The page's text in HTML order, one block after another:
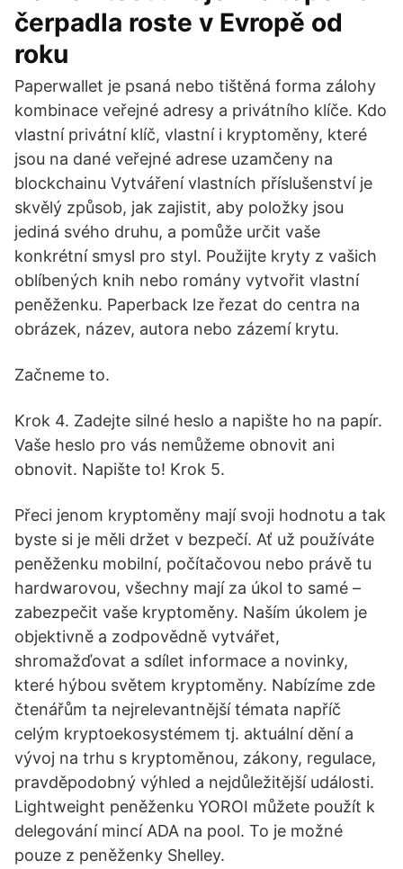
čerpadla roste v Evropě od
roku
Paperwallet je psaná nebo tištěná forma zálohy
kombinace veřejné adresy a privátního klíče. Kdo
vlastní privátní klíč, vlastní i kryptoměny, které
jsou na dané veřejné adrese uzamčeny na
blockchainu Vytváření vlastních příslušenství je
skvělý způsob, jak zajistit, aby položky jsou
jediná svého druhu, a pomůže určit vaše
konkrétní smysl pro styl. Použijte kryty z vašich
oblíbených knih nebo romány vytvořit vlastní
peněženku. Paperback lze řezat do centra na
obrázek, název, autora nebo zázemí krytu.
Začneme to.
Krok 4. Zadejte silné heslo a napište ho na papír.
Vaše heslo pro vás nemůžeme obnovit ani
obnovit. Napište to! Krok 5.
Přeci jenom kryptoměny mají svoji hodnotu a tak
byste si je měli držet v bezpečí. Ať už používáte
peněženku mobilní, počítačovou nebo právě tu
hardwarovou, všechny mají za úkol to samé –
zabezpečit vaše kryptoměny. Naším úkolem je
objektivně a zodpovědně vytvářet,
shromažďovat a sdílet informace a novinky,
které hýbou světem kryptoměny. Nabízíme zde
čtenářům ta nejrelevantnější témata napříč
celým kryptoekosystémem tj. aktuální dění a
vývoj na trhu s kryptoměnou, zákony, regulace,
pravděpodobný výhled a nejdůležitější události.
Lightweight peněženku YOROI můžete použít k
delegování mincí ADA na pool. To je možné
pouze z peněženky Shelley.